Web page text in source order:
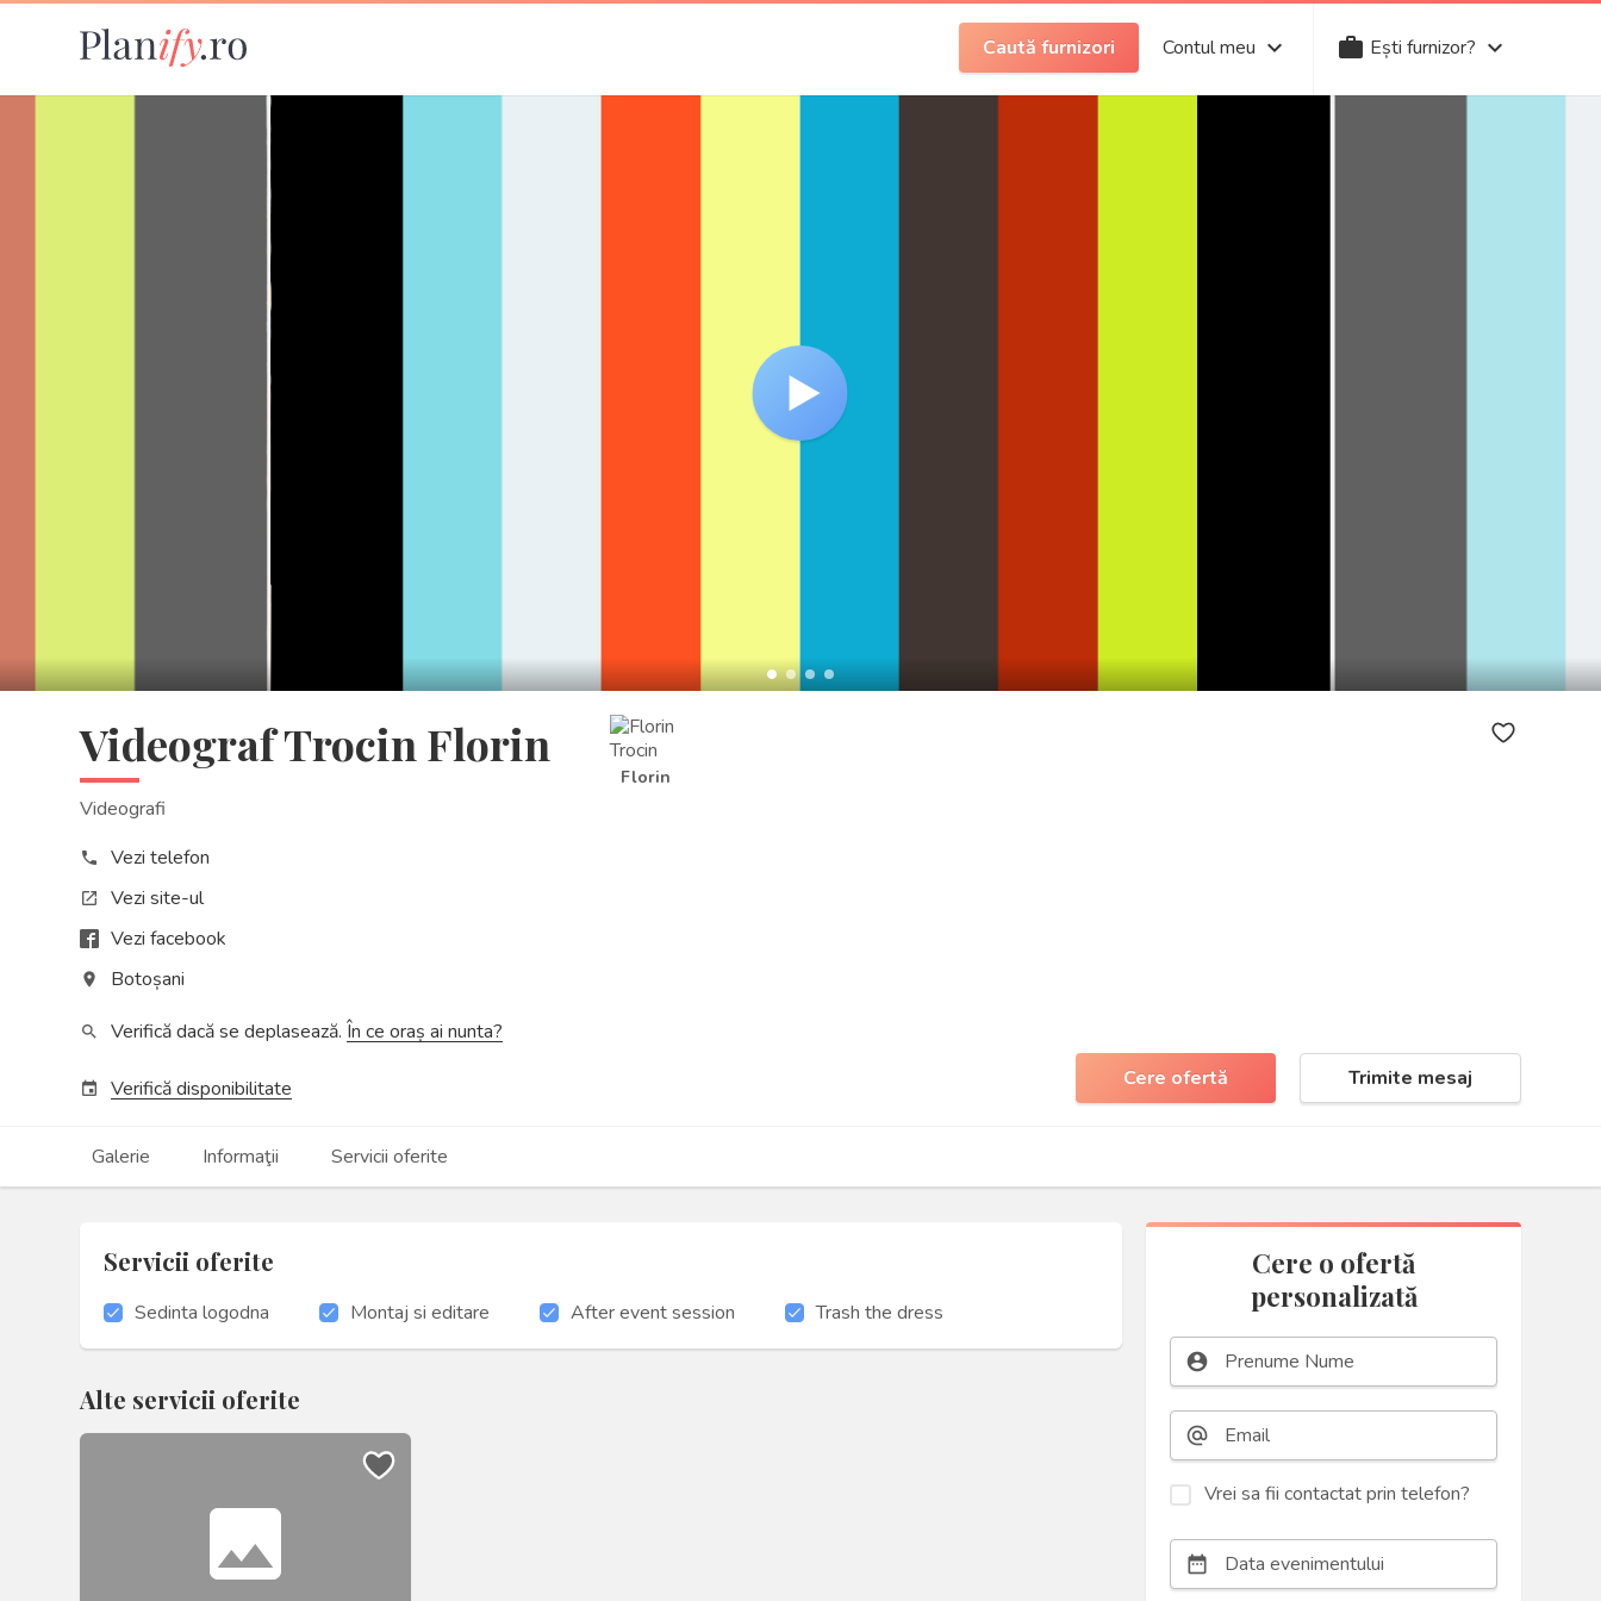
Caută furnizori Contul meu keyboard_arrow_down work Ești furnizor? keyboard_arrow_down
Play Mute
Enter
Play
Mute
Enter
Videograf Trocin Florin
Videografi
Florin
phone Vezi telefon
open_in_new
Vezi site-ul
Vezi facebook
place Botoșani
search Verifică dacă se deplasează. În ce oraș ai nunta?
event Verifică disponibilitate Cere ofertă Trimite mesaj
Galerie Informaţii Servicii oferite
Servicii oferite
Sedinta logodna Montaj si editare After event session Trash the dress
Alte servicii oferite
photo
Cere o ofertă
personalizată
account_circle
alternate_email
Vrei sa fii contactat prin telefon?
date_range